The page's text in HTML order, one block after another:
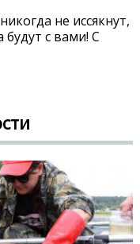
не иссякнут,
будут с вами! С